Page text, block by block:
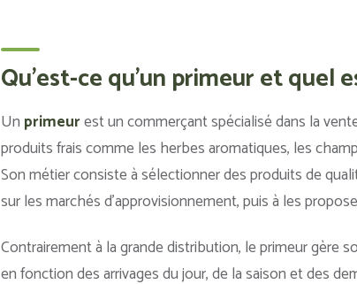
Qu'est-ce qu'un primeur et quel
Un primeurest un commerçant spécialisé dans la
produits frais comme les herbes aromatiques, les
Son métier consiste à sélectionner des produits de
sur les marchés d’approvisionnement, puis à les
Contrairement à la grande distribution, le primeur gère
en fonction des arrivages du jour, de la saison et des